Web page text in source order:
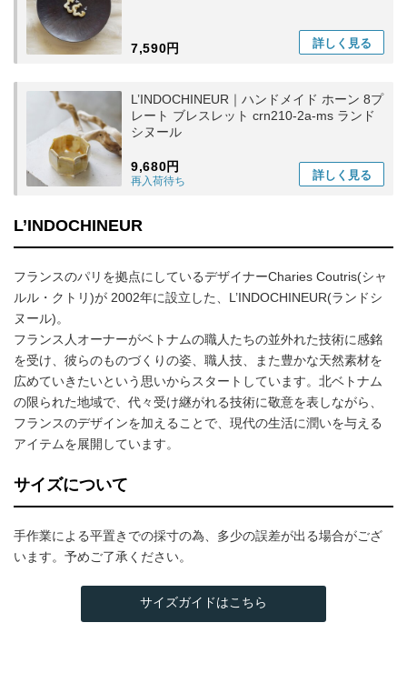
7,590円 詳しく 見る
L’INDOCHINEUR｜ハンドメイド ホーン 8プ
レート ブレスレット crn210-2a-ms ランド
シヌール
9,680円
再入荷待ち 詳しく 見る
L’INDOCHINEUR
フランスのパリを拠点にしているデザイナーCharies Coutris(シャ
ルル・クトリ)が 2002年に設立した、L’INDOCHINEUR(ランドシ
ヌール)。
フランス人オーナーがベトナムの職人たちの並外れた技術に感銘
を受け、彼らのものづくりの姿、職人技、また豊かな天然素材を
広めていきたいという思いからスタートしています。北ベトナム
の限られた地域で、代々受け継がれる技術に敬意を表しながら、
フランスのデザインを加えることで、現代の生活に潤いを与える
アイテムを展開しています。
サイズについて
手作業による平置きでの採寸の為、多少の誤差が出る場合がござ
います。予めご了承ください。
サイズガイドはこちら